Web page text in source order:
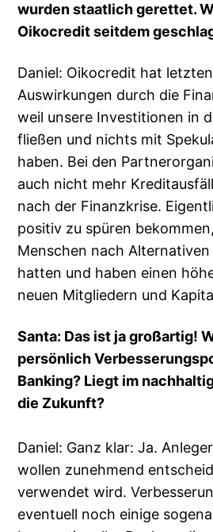
wurden staatlich gerettet.
Oikocredit seitdem
Daniel: Oikocredit hat
Auswirkungen durch die
weil unsere Investitionen in
fließen und nichts mit
haben. Bei den
auch nicht mehr
nach der Finanzkrise.
positiv zu spüren
Menschen nach
hatten und haben einen
neuen Mitgliedern und
Santa: Das ist ja großartig!
persönlich
Banking? Liegt im
die Zukunft?
Daniel: Ganz klar: Ja.
wollen zunehmend
verwendet wird.
eventuell noch einige